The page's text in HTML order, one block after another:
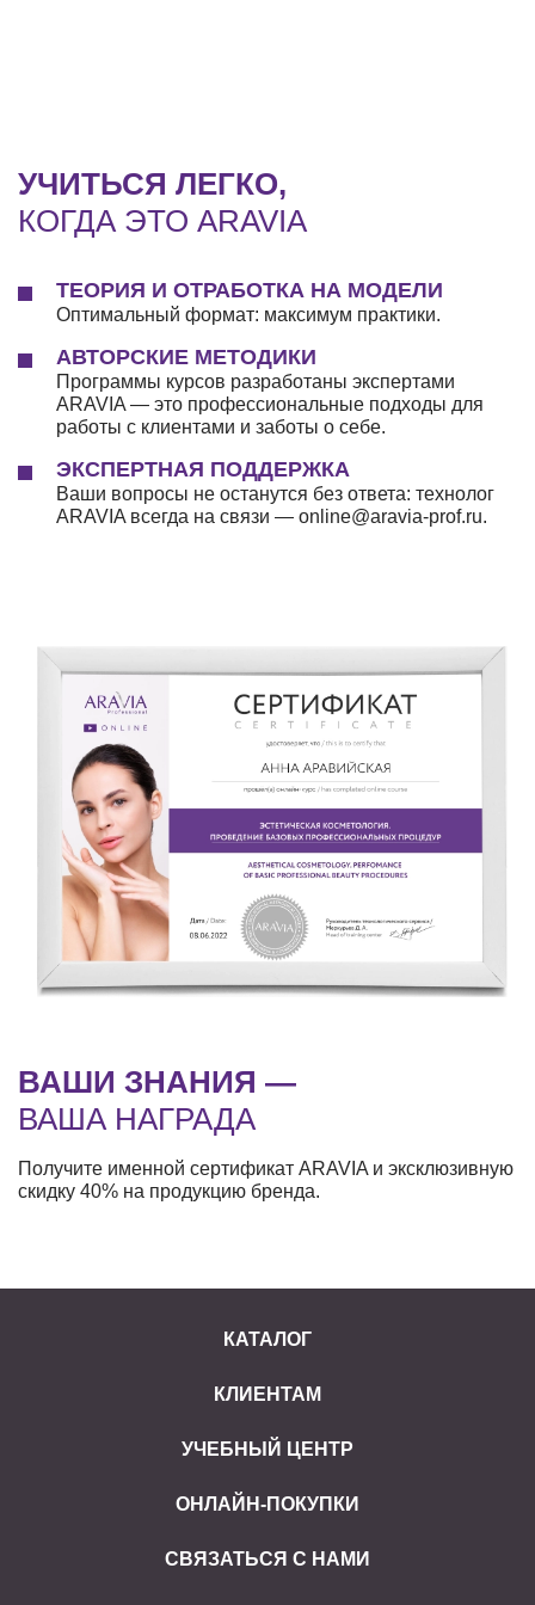
УЧИТЬСЯ ЛЕГКО,
КОГДА ЭТО ARAVIA
ТЕОРИЯ И ОТРАБОТКА НА МОДЕЛИ
Оптимальный формат: максимум практики.
АВТОРСКИЕ МЕТОДИКИ
Программы курсов разработаны экспертами
ARAVIA — это профессиональные подходы для
работы с клиентами и заботы о себе.
ЭКСПЕРТНАЯ ПОДДЕРЖКА
Ваши вопросы не останутся без ответа: технолог
ARAVIA всегда на связи — online@aravia-prof.ru.
ВАШИ ЗНАНИЯ —
ВАША НАГРАДА
Получите именной сертификат ARAVIA и эксклюзивную
скидку 40% на продукцию бренда.
КАТАЛОГ
КЛИЕНТАМ
УЧЕБНЫЙ ЦЕНТР
ОНЛАЙН-ПОКУПКИ
СВЯЗАТЬСЯ С НАМИ